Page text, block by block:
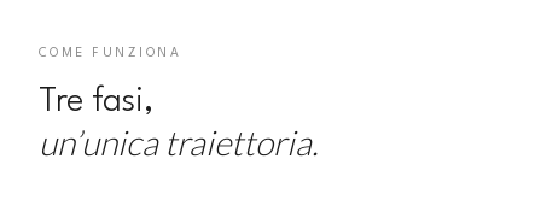
COME FUNZIONA
Tre fasi,
un’unica traiettoria.